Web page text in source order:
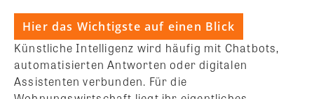
Hier das Wichtigste auf einen Blick
Künstliche Intelligenz wird häufig mit Chatbots,
automatisierten Antworten oder digitalen
Assistenten verbunden. Für die